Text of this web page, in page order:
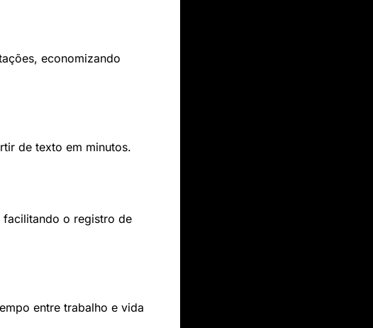
economizando
de texto em minutos.
facilitando o registro de
entre trabalho e vida